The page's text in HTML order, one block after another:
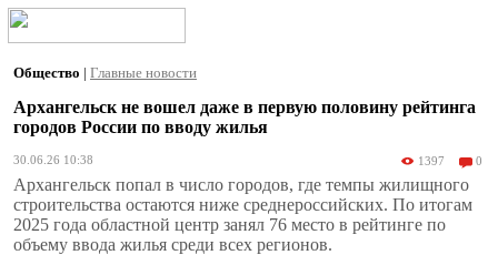
Общество | Главные новости
Архангельск не вошел даже в первую половину рейтинга
городов России по вводу жилья
30.06.26 10:38 1397 0
Архангельск попал в число городов, где темпы жилищного
строительства остаются ниже среднероссийских. По итогам
2025 года областной центр занял 76 место в рейтинге по
объему ввода жилья среди всех регионов.